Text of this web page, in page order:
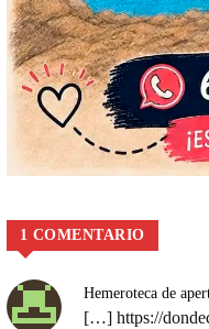
1 COMENTARIO
Hemeroteca de
[…] https://